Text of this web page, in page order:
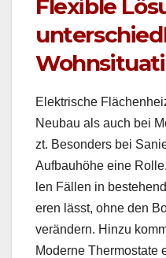
Flexible
Elek­trische
Neubau als auch bei
zt. Beson­ders bei
Auf­bauhöhe eine
len Fällen in
eren lässt, ohne den
verän­dern. Hinzu
Mod­erne